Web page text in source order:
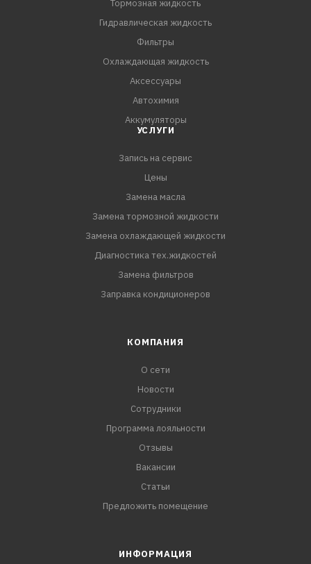
Тормозная жидкость
Гидравлическая жидкость
Фильтры
Охлаждающая жидкость
Аксессуары
Автохимия
Аккумуляторы
УСЛУГИ
Запись на сервис
Цены
Замена масла
Замена тормозной жидкости
Замена охлаждающей жидкости
Диагностика тех.жидкостей
Замена фильтров
Заправка кондиционеров
КОМПАНИЯ
О сети
Новости
Сотрудники
Программа лояльности
Отзывы
Вакансии
Статьи
Предложить помещение
ИНФОРМАЦИЯ